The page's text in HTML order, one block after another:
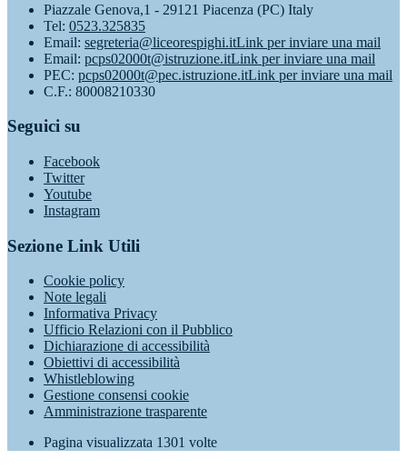
Piazzale Genova,1 - 29121 Piacenza (PC) Italy
Tel: 0523.325835
Email: segreteria@liceorespighi.itLink per inviare una mail
Email: pcps02000t@istruzione.itLink per inviare una mail
PEC: pcps02000t@pec.istruzione.itLink per inviare una mail
C.F.: 80008210330
Seguici su
Facebook
Twitter
Youtube
Instagram
Sezione Link Utili
Cookie policy
Note legali
Informativa Privacy
Ufficio Relazioni con il Pubblico
Dichiarazione di accessibilità
Obiettivi di accessibilità
Whistleblowing
Gestione consensi cookie
Amministrazione trasparente
Pagina visualizzata 1301 volte